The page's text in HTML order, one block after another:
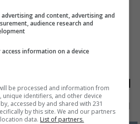
الأكثر قراءة
الآن 48 ساعة 7 أيام شهر
advertising and content, advertising and
audience research and
information on a device
be processed and information from
unique identifiers, and other device
accessed by and shared with 231
by this site. We and our partners
data. List of partners.